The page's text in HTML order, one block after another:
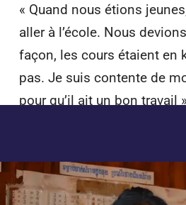
« Quand nous étions
aller à l’école. Nous
façon, les cours étaient en
pas. Je suis contente de
pour qu’il ait un bon travail